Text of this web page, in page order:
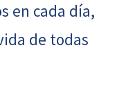
en cada día,
de todas